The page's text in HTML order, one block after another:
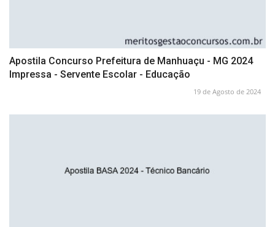
Apostila Concurso Prefeitura de Manhuaçu - MG 2024
Impressa - Servente Escolar - Educação
19 de Agosto de 2024